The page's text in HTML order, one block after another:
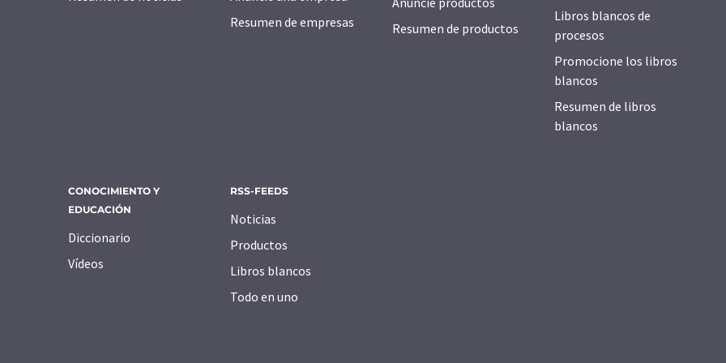
Resumen de empresas
Resumen de productos
Libros blancos de
procesos
Promocione los libros
blancos
Resumen de libros
blancos
CONOCIMIENTO Y
EDUCACIÓN
Diccionario
Vídeos
RSS-FEEDS
Noticias
Productos
Libros blancos
Todo en uno